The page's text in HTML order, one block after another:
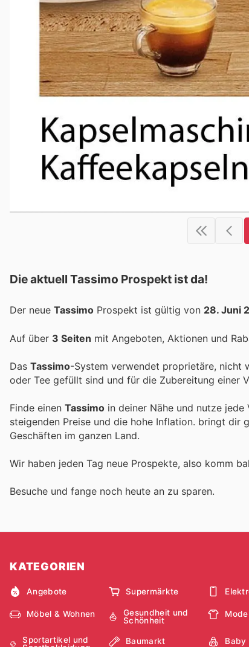
Die aktuell Tassimo Prospekt ist da!
Der neue Tassimo Prospekt ist gültig von 28. Juni
Auf über 3 Seiten mit Angeboten, Aktionen und
Das Tassimo-System verwendet proprietäre, nicht
oder Tee gefüllt sind und für die Zubereitung einer
Finde einen Tassimo in deiner Nähe und nutze
steigenden Preise und die hohe Inflation. bringt dir
Geschäften im ganzen Land.
Wir haben jeden Tag neue Prospekte, also komm
Besuche und fange noch heute an zu sparen.
KATEGORIEN
Angebote Supermärkte
Möbel & Wohnen
Gesundheit und
Schönheit
Mode
Sportartikel und
Baumarkt Baby